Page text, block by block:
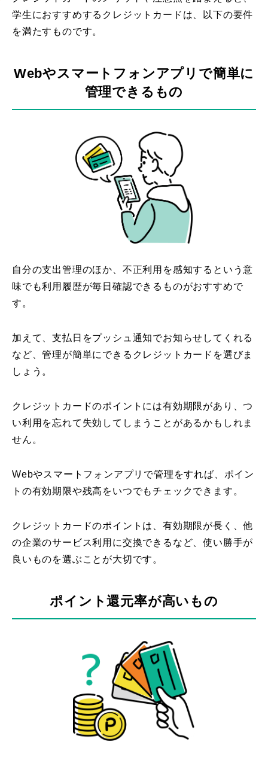
学生におすすめするクレジットカードは、以下の要件
を満たすものです。
Webやスマートフォンアプリで簡単に
管理できるもの
自分の支出管理のほか、不正利用を感知するという意
味でも利用履歴が毎日確認できるものがおすすめで
す。
加えて、支払日をプッシュ通知でお知らせしてくれる
など、管理が簡単にできるクレジットカードを選びま
しょう。
クレジットカードのポイントには有効期限があり、つ
い利用を忘れて失効してしまうことがあるかもしれま
せん。
Webやスマートフォンアプリで管理をすれば、ポイン
トの有効期限や残高をいつでもチェックできます。
クレジットカードのポイントは、有効期限が長く、他
の企業のサービス利用に交換できるなど、使い勝手が
良いものを選ぶことが大切です。
ポイント還元率が高いもの